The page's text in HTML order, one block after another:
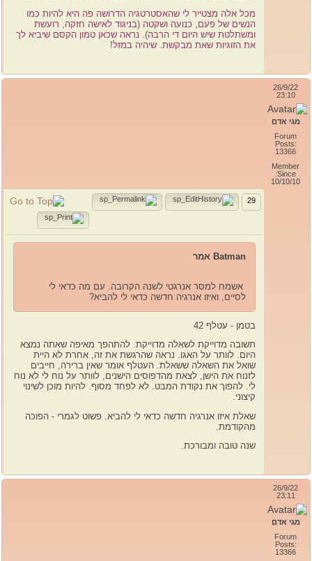
מכל אלה מצטייר לי שהאסטרטגיה הדרושה פה היא להיות כמו
הנשים של פעם, כנועה ושקטה (בניגוד לאישה חזקה, רועשת
ומשתלטת שיש היום די הרבה). נראה שכאן טמון הקסם שיביא לך
את הזוגיות שאת מבקשת. שיהיה במזל!
26/9/22
23:10
מגי אדם
Forum
Posts:
13366
Member
Since:
10/10/10
29
Batman אמר
אשמח למסר אנרגטי לשנה הקרובה. עם מה כדאי לי
לסיים, ואיזו אנרגיה חדשה כדאי לי להביא?
בטמן - עטלף 42
תשובה מדוייקת לשאלה מדוייקת. להתהפך מאיפה שאתה נמצא
היום. לוותר על האגו. נראה שהרגשת את זה, אחרת לא היית
שואל את השאלה ששאלת. העטלף אומר שאין ברירה, חייבים
לזנוח את הישן, לצאת מהדפוסים הישנים, לוותר על נוח לי לא נוח
לי. להפוך את נקודת המבט. לא לפחד מסוף. להיות מוכן לשינוי
קיצוני.
שאלת איזו אנרגיה חדשה כדאי לי להביא. פשוט לגמרי - הפוכה
מהקודמת.
שנה טובה ומבורכת.
26/9/22
23:11
מגי אדם
Forum
Posts:
13366